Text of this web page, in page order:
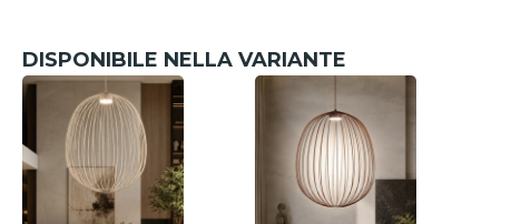
DISPONIBILE NELLA VARIANTE